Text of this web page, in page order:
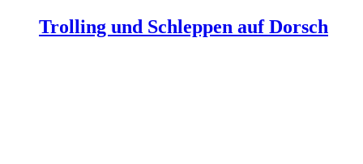
Trolling und Schleppen auf Dorsch